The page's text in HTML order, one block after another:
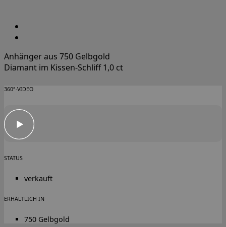
Anhänger aus 750 Gelbgold
Diamant im Kissen-Schliff 1,0 ct
360°-VIDEO
STATUS
verkauft
ERHÄLTLICH IN
750 Gelbgold